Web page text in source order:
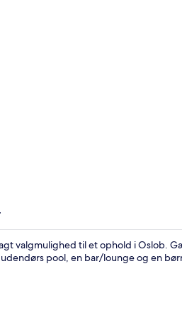
valgmulighed til et ophold i Oslob.
pool, en bar/lounge og en